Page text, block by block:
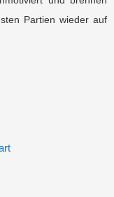
Partien wieder auf